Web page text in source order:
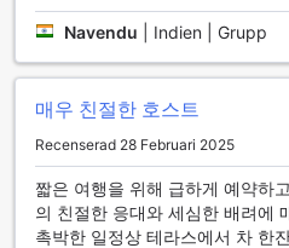
Navendu Indien | Grupp
매우 친절한 호스트
Recenserad 28 Februari 2025
짧은 여행을 위해 급하게 예약하
의 친절한 응대와 세심한 배려에
촉박한 일정상 테라스에서 차 한